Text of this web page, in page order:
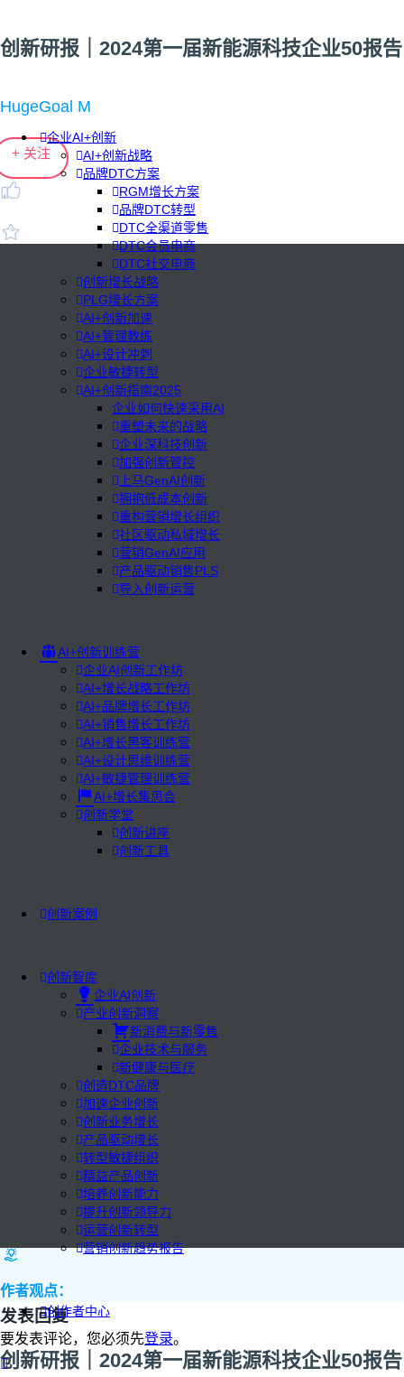
企业AI+创新
AI+创新战略
品牌DTC方案
RGM增长方案
品牌DTC转型
DTC全渠道零售
DTC会员电商
DTC社交电商
创新增长战略
PLG增长方案
AI+创新加速
AI+管理教练
AI+设计冲刺
企业敏捷转型
AI+创新指南2025
企业如何快速采用AI
重塑未来的战略
企业深科技创新
加强创新管控
上马GenAI创新
拥抱低成本创新
重构营销增长组织
社区驱动私域增长
营销GenAI应用
产品驱动销售PLS
导入创新运营
AI+创新训练营
企业AI创新工作坊
AI+增长战略工作坊
AI+品牌增长工作坊
AI+销售增长工作坊
AI+增长黑客训练营
AI+设计思维训练营
AI+敏捷管理训练营
AI+增长集思会
创新学堂
创新讲座
创新工具
创新案例
创新智库
企业AI创新
产业创新洞察
新消费与新零售
企业技术与服务
新健康与医疗
创造DTC品牌
加速企业创新
创新业务增长
产品驱动增长
转型敏捷组织
精益产品创新
培养创新能力
提升创新领导力
运营创新转型
营销创新趋势报告
创作者中心
创新研报｜2024第一届新能源科技企业50报告
HugeGoal M
+ 关注
作者观点：
发表回复
要发表评论，您必须先登录。
创新研报｜2024第一届新能源科技企业50报告